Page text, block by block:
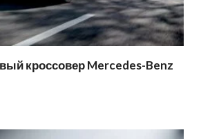
кроссовер Mercedes-Benz